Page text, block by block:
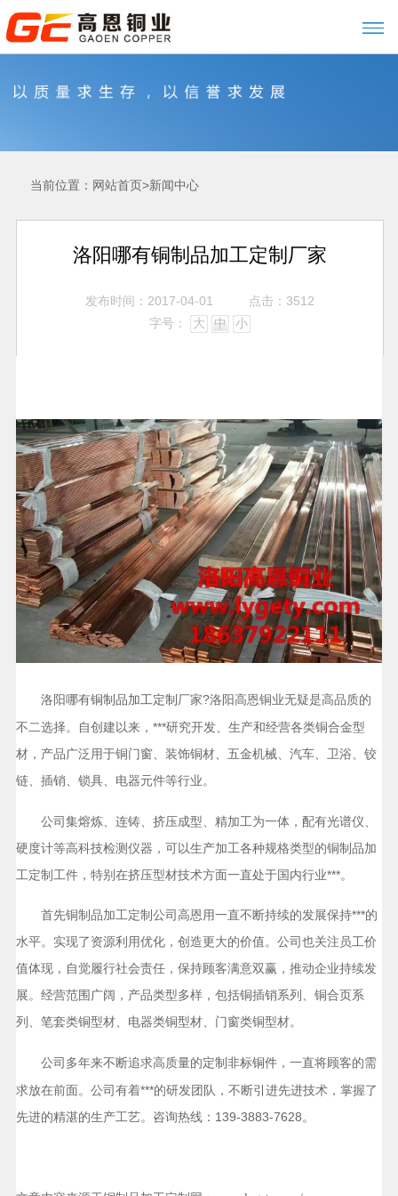
当前位置： 网站首页>新闻中心
洛阳哪有铜制品加工定制厂家
发布时间：2017-04-01
点击：3512
字号：
大 中 小
洛阳哪有铜制品加工定制 厂家?洛阳高恩铜业无疑是高品质的
不二选择。自创建以来，***研究开发、生产和经营各类铜合金型
材，产品广泛用于铜门窗、装饰铜材、五金机械、汽车、卫浴、铰
链、插销、锁具、电器元件等行业。
公司集熔炼、连铸、挤压成型、精加工为一体，配有光谱仪、
硬度计等高科技检测仪器，可以生产加工各种规格类型的铜制品加
工定制工件，特别在挤压型材技术方面一直处于国内行业***。
首先铜制品加工定制公司高恩用一直不断持续的发展保持***的
水平。实现了资源利用优化，创造更大的价值。公司也关注员工价
值体现，自觉履行社会责任，保持顾客满意双赢，推动企业持续发
展。经营范围广阔，产品类型多样，包括铜插销系列、铜合页系
列、笔套类铜型材、电器类铜型材、门窗类铜型材。
公司多年来不断追求高质量的定制非标铜件，一直将顾客的需
求放在前面。公司有着***的研发团队，不断引进先进技术，掌握了
先进的精湛的生产工艺。咨询热线：139-3883-7628。